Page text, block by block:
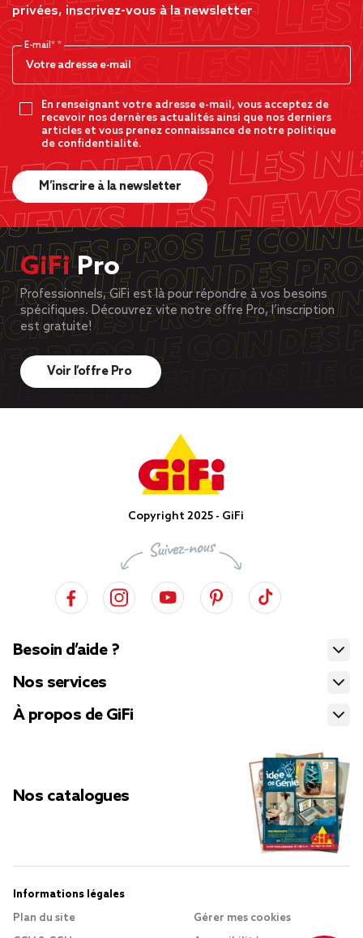
privées, inscrivez-vous à la newsletter
E-mail*
En renseignant votre adresse e-mail, vous acceptez de
recevoir nos dernères actualités ainsi que nos derniers
articles et vous prenez connaissance de notre politique
de confidentialité.
M’inscrire à la newsletter
GiFiPro
Professionnels, GiFi est là pour répondre à vos besoins
spécifiques. Découvrez vite notre offre Pro, l’inscription
est gratuite!
Voir l’offre Pro
Copyright 2025 - GiFi
Besoin d’aide ?
Nos services
À propos de GiFi
Nos catalogues
Informations légales
Plan du site
Gérer mes cookies